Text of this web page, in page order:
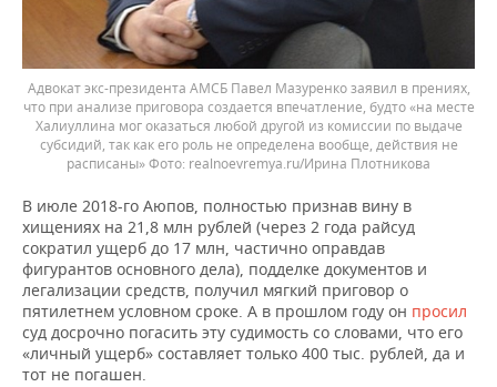
Адвокат экс-президента АМСБ Павел Мазуренко заявил в прениях,
что при анализе приговора создается впечатление, будто «на месте
Халиуллина мог оказаться любой другой из комиссии по выдаче
субсидий, так как его роль не определена вообще, действия не
расписаны»
realnoevremya.ru/Ирина Плотникова
В июле 2018-го Аюпов, полностью признав вину в
хищениях на 21,8 млн рублей (через 2 года райсуд
сократил ущерб до 17 млн, частично оправдав
фигурантов основного дела), подделке документов и
легализации средств, получил мягкий приговор о
пятилетнем условном сроке. А в прошлом году он просил
суд досрочно погасить эту судимость со словами, что его
«личный ущерб» составляет только 400 тыс. рублей, да и
тот не погашен.